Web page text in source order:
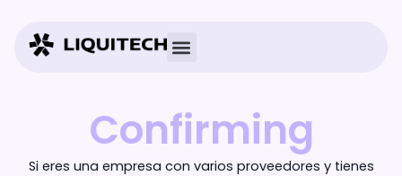
contenido
Confirming
Si eres una empresa con varios proveedores y tienes